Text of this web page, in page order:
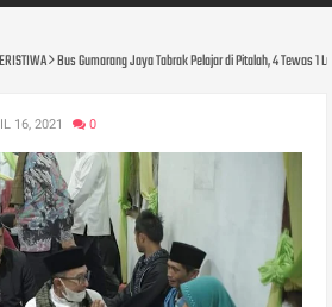
Bus Gumarang Jaya Tabrak Pelajar di Pitalah, 4 Tewas 1
16, 2021 0